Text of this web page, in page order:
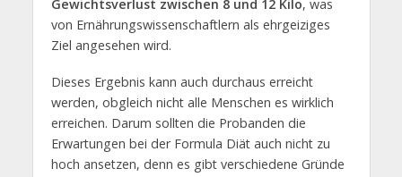
Gewichtsverlust zwischen 8 und 12 Kilo, was
von Ernährungswissenschaftlern als ehrgeiziges
Ziel angesehen wird.
Dieses Ergebnis kann auch durchaus erreicht
werden, obgleich nicht alle Menschen es wirklich
erreichen. Darum sollten die Probanden die
Erwartungen bei der Formula Diät auch nicht zu
hoch ansetzen, denn es gibt verschiedene Gründe